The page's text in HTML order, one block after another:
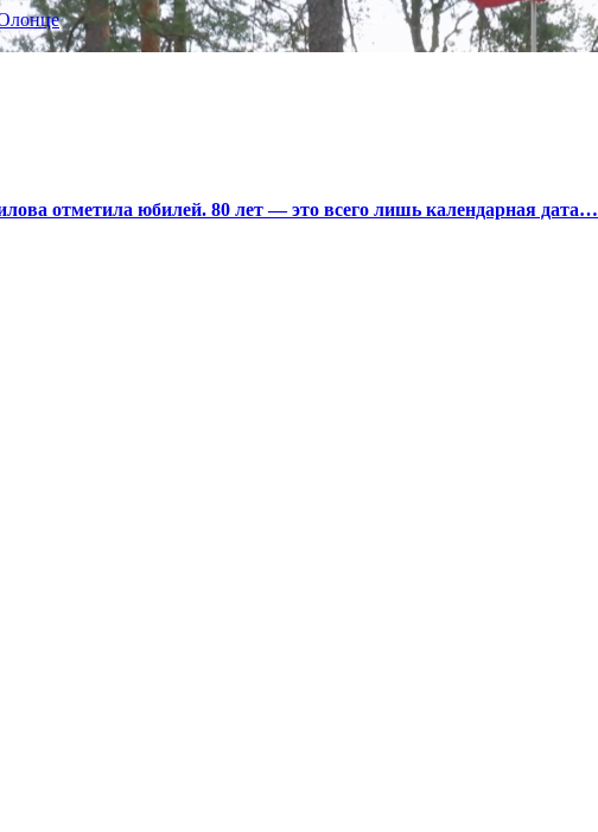
отметила юбилей. 80 лет — это всего лишь календарная дата…